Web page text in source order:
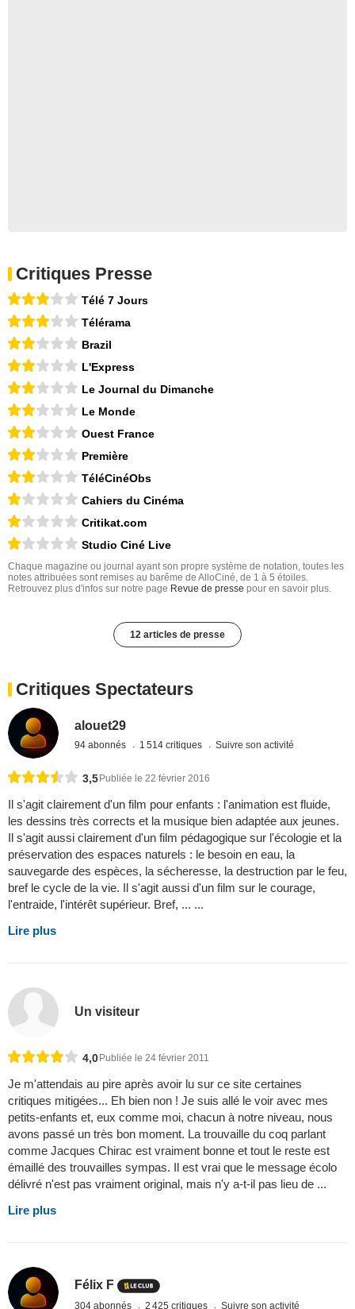
Critiques Presse
Télé 7 Jours
Télérama
Brazil
L'Express
Le Journal du Dimanche
Le Monde
Ouest France
Première
TéléCinéObs
Cahiers du Cinéma
Critikat.com
Studio Ciné Live
Chaque magazine ou journal ayant son propre système de notation, toutes les
notes attribuées sont remises au barême de AlloCiné, de 1 à 5 étoiles.
Retrouvez plus d'infos sur notre page Revue de presse pour en savoir plus.
12 articles de presse
Critiques Spectateurs
alouet29
94 abonnés 1 514 critiques Suivre son activité
3,5 Publiée le 22 février 2016
Il s'agit clairement d'un film pour enfants : l'animation est fluide,
les dessins très corrects et la musique bien adaptée aux jeunes.
Il s'agit aussi clairement d'un film pédagogique sur l'écologie et la
préservation des espaces naturels : le besoin en eau, la
sauvegarde des espèces, la sécheresse, la destruction par le feu,
bref le cycle de la vie. Il s'agit aussi d'un film sur le courage,
l'entraide, l'intérêt supérieur. Bref, ... ...
Lire plus
Un visiteur
4,0 Publiée le 24 février 2011
Je m'attendais au pire après avoir lu sur ce site certaines
critiques mitigées... Eh bien non ! Je suis allé le voir avec mes
petits-enfants et, eux comme moi, chacun à notre niveau, nous
avons passé un très bon moment. La trouvaille du coq parlant
comme Jacques Chirac est vraiment bonne et tout le reste est
émaillé des trouvailles sympas. Il est vrai que le message écolo
délivré n'est pas vraiment original, mais n'y a-t-il pas lieu de ...
Lire plus
Félix F
304 abonnés 2 425 critiques Suivre son activité